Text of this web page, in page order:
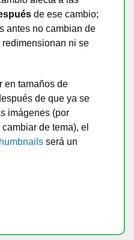
de ese cambio;
antes no cambian de
redimensionan ni se
en tamaños de
de que ya se
imágenes (por
de tema), el
será un